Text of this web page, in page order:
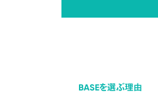
BASEを選ぶ理由